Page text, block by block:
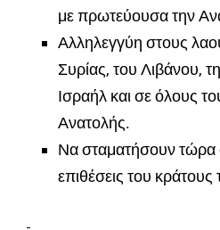
με πρωτεύουσα την
Αλληλεγγύη στους
Συρίας, του Λιβάνου,
Ισραήλ και σε όλους
Ανατολής.
Να σταματήσουν τώρα
επιθέσεις του κράτους